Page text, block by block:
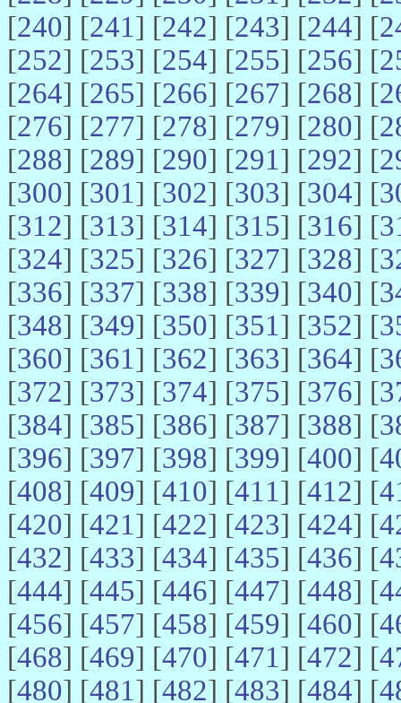
[240] [241] [242] [243] [244] [
[252] [253] [254] [255] [256] [
[264] [265] [266] [267] [268] [
[276] [277] [278] [279] [280] [
[288] [289] [290] [291] [292] [
[300] [301] [302] [303] [304] [
[312] [313] [314] [315] [316] [
[324] [325] [326] [327] [328] [
[336] [337] [338] [339] [340] [
[348] [349] [350] [351] [352] [
[360] [361] [362] [363] [364] [
[372] [373] [374] [375] [376] [
[384] [385] [386] [387] [388] [
[396] [397] [398] [399] [400] [
[408] [409] [410] [411] [412] [
[420] [421] [422] [423] [424] [
[432] [433] [434] [435] [436] [
[444] [445] [446] [447] [448] [
[456] [457] [458] [459] [460] [
[468] [469] [470] [471] [472] [
[480] [481] [482] [483] [484] [